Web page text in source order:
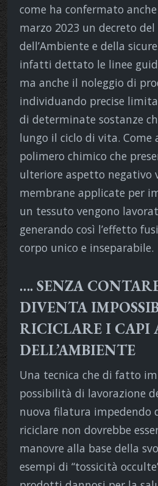
come ha confermato
marzo 2023 un decreto
dell’Ambiente e della
infatti dettato le linee
ma anche il noleggio di
individuando precise
di determinate sostanze
lungo il ciclo di vita. Come
polimero chimico che
ulteriore aspetto negativo
membrane applicate per
un tessuto vengono
generando così l’effetto
corpo unico e inseparabile.
…. SENZA
DIVENTA
RICICLARE I CAPI
DELL’AMBIENTE
Una tecnica che di fatto
possibilità di lavorazione
nuova filatura impedendo
riciclare non dovrebbe
manovre alla base della
esempi di “tossicità